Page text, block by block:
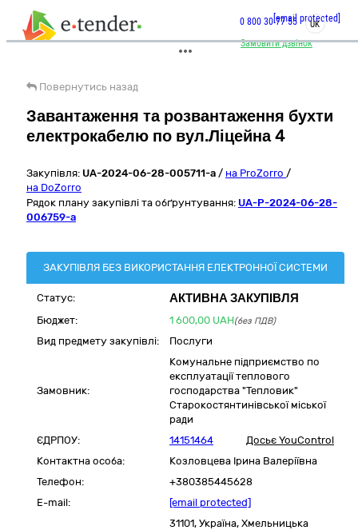
Замовити дзвінок
0 800 30 77 55[email protected]
UK
Повернутись назад
Завантаження та розвантаження бухти
електрокабелю по вул.Ліцейна 4
Закупівля: UA-2024-06-28-005711-a / на ProZorro /
на DoZorro
Рядок плану закупівлі та обґрунтування: UA-P-2024-06-28-
006759-a
ЗАКУПІВЛЯ БЕЗ ВИКОРИСТАННЯ ЕЛЕКТРОННОЇ СИСТЕМИ
Статус: АКТИВНА ЗАКУПІВЛЯ
Бюджет: 1 600,00 UAH(без ПДВ)
Вид предмету закупівлі: Послуги
Замовник:
Комунальне підприємство по
експлуатації теплового
господарства "Тепловик"
Старокостянтинівської міської
ради
ЄДРПОУ:
14151464
Досьє YouControl
Контактна особа:
Козловцева Ірина Валеріївна
Телефон:
+380385445628
E-mail:
[email protected]
31101, Україна, Хмельницька